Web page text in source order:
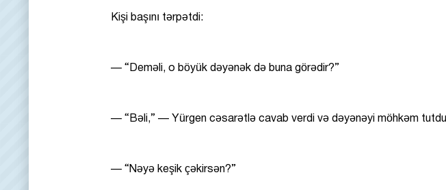
Kişi başını tərpətdi:
— “Deməli, o böyük dəyənək də buna görədir?”
— “Bəli,” — Yürgen cəsarətlə cavab verdi və dəyənəyi möhkəm
— “Nəyə keşik çəkirsən?”